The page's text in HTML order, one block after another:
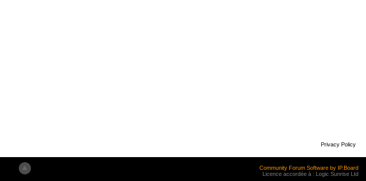
Privacy Policy
Community Forum Software by IP.Board
Licence accordée à : Logic Sunrise Ltd